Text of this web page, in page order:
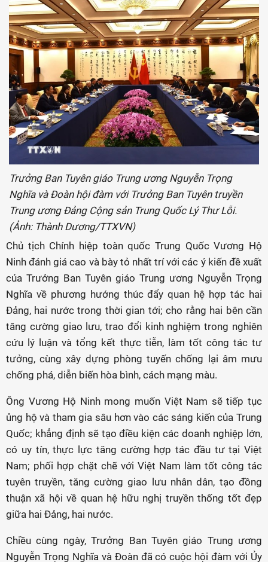
Trưởng Ban Tuyên giáo Trung ương Nguyễn Trọng
Nghĩa và Đoàn hội đàm với Trưởng Ban Tuyên truyền
Trung ương Đảng Cộng sản Trung Quốc Lý Thư Lỗi.
(Ảnh: Thành Dương/TTXVN)
Chủ tịch Chính hiệp toàn quốc Trung Quốc Vương Hộ
Ninh đánh giá cao và bày tỏ nhất trí với các ý kiến đề xuất
của Trưởng Ban Tuyên giáo Trung ương Nguyễn Trọng
Nghĩa về phương hướng thúc đẩy quan hệ hợp tác hai
Đảng, hai nước trong thời gian tới; cho rằng hai bên cần
tăng cường giao lưu, trao đổi kinh nghiệm trong nghiên
cứu lý luận và tổng kết thực tiễn, làm tốt công tác tư
tưởng, cùng xây dựng phòng tuyến chống lại âm mưu
chống phá, diễn biến hòa bình, cách mạng màu.
Ông Vương Hộ Ninh mong muốn Việt Nam sẽ tiếp tục
ủng hộ và tham gia sâu hơn vào các sáng kiến của Trung
Quốc; khẳng định sẽ tạo điều kiện các doanh nghiệp lớn,
có uy tín, thực lực tăng cường hợp tác đầu tư tại Việt
Nam; phối hợp chặt chẽ với Việt Nam làm tốt công tác
tuyên truyền, tăng cường giao lưu nhân dân, tạo đồng
thuận xã hội về quan hệ hữu nghị truyền thống tốt đẹp
giữa hai Đảng, hai nước.
Chiều cùng ngày, Trưởng Ban Tuyên giáo Trung ương
Nguyễn Trọng Nghĩa và Đoàn đã có cuộc hội đàm với Ủy